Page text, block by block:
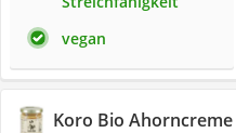
vegan
Koro Bio Ahorncreme